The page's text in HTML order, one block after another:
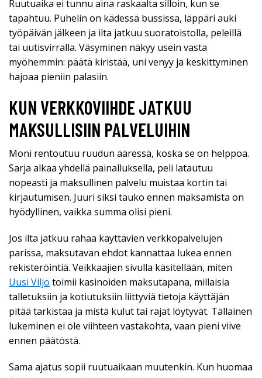
Ruutuaika ei tunnu aina raskaalta silloin, kun se
tapahtuu. Puhelin on kädessä bussissa, läppäri auki
työpäivän jälkeen ja ilta jatkuu suoratoistolla, peleillä
tai uutisvirralla. Väsyminen näkyy usein vasta
myöhemmin: päätä kiristää, uni venyy ja keskittyminen
hajoaa pieniin palasiin.
KUN VERKKOVIIHDE JATKUU
MAKSULLISIIN PALVELUIHIN
Moni rentoutuu ruudun ääressä, koska se on helppoa.
Sarja alkaa yhdellä painalluksella, peli latautuu
nopeasti ja maksullinen palvelu muistaa kortin tai
kirjautumisen. Juuri siksi tauko ennen maksamista on
hyödyllinen, vaikka summa olisi pieni.
Jos ilta jatkuu rahaa käyttävien verkkopalvelujen
parissa, maksutavan ehdot kannattaa lukea ennen
rekisteröintiä. Veikkaajien sivulla käsitellään, miten
Uusi Viljo toimii kasinoiden maksutapana, millaisia
talletuksiin ja kotiutuksiin liittyviä tietoja käyttäjän
pitää tarkistaa ja mistä kulut tai rajat löytyvät. Tällainen
lukeminen ei ole viihteen vastakohta, vaan pieni viive
ennen päätöstä.
Sama ajatus sopii ruutuaikaan muutenkin. Kun huomaa